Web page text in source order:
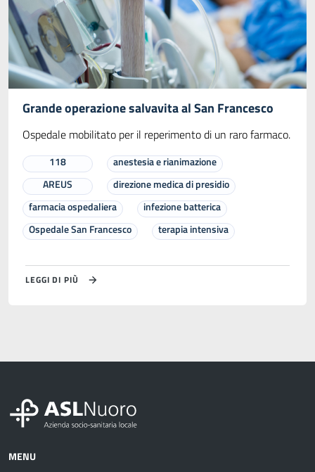
Grande operazione salvavita al San Francesco
Ospedale mobilitato per il reperimento di un raro farmaco.
118
anestesia e rianimazione
AREUS
direzione medica di presidio
farmacia ospedaliera
infezione batterica
Ospedale San Francesco
terapia intensiva
LEGGI DI PIÙ
MENU